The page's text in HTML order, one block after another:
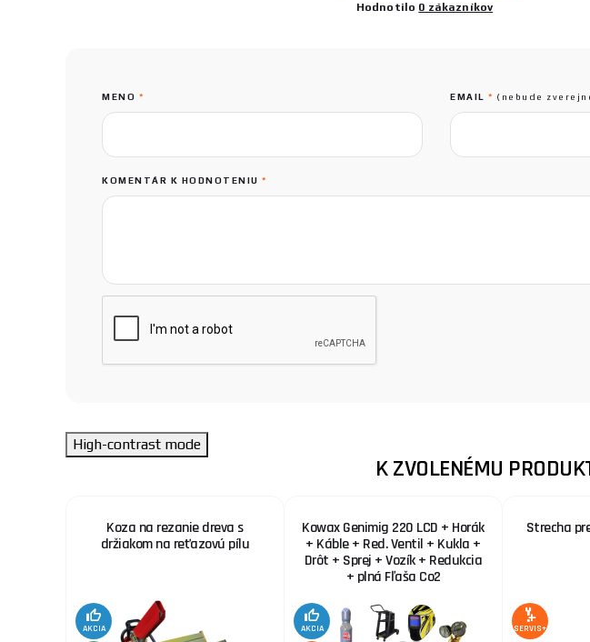
Hodnotilo 0 zákazníkov
MENO * EMAIL* (nebude
KOMENTÁR K HODNOTENIU *
High-contrast mode
K ZVOLENÉMU
Koza na rezanie dreva s
držiakom na reťazovú pílu
AKCIA
Kowax Genimig 220 LCD + Horák
+ Káble + Red. Ventil + Kukla +
Drôt + Sprej + Vozík + Redukcia
+ plná Fľaša Co2
AKCIA
Strecha
SERVIS+